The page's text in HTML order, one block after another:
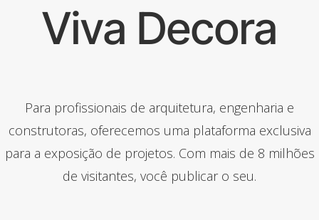
Viva Decora
Para profissionais de arquitetura, engenharia e
construtoras, oferecemos uma plataforma exclusiva
para a exposição de projetos. Com mais de 8 milhões
de visitantes, você publicar o seu.